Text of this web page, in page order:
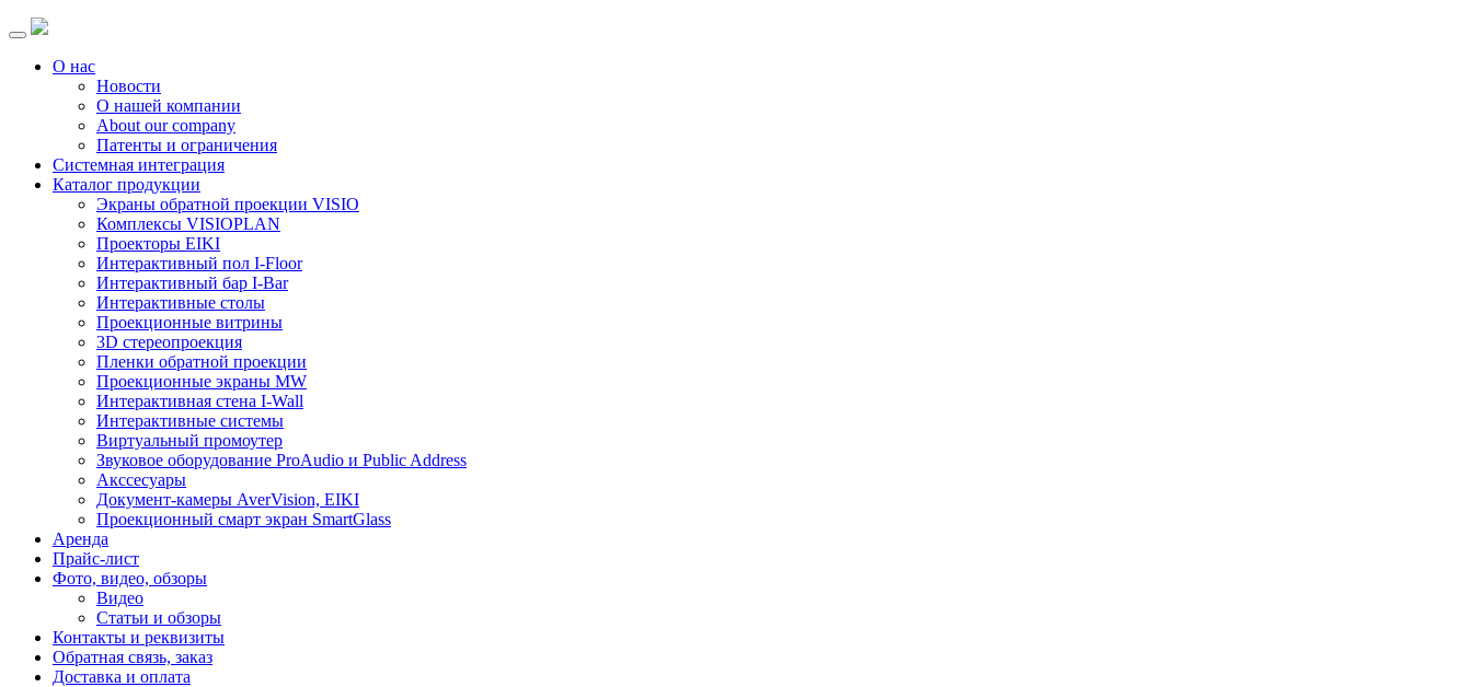
О нас
Новости
О нашей компании
About our company
Патенты и ограничения
Системная интеграция
Каталог продукции
Экраны обратной проекции VISIO
Комплексы VISIOPLAN
Проекторы EIKI
Интерактивный пол I-Floor
Интерактивный бар I-Bar
Интерактивные столы
Проекционные витрины
3D стереопроекция
Пленки обратной проекции
Проекционные экраны MW
Интерактивная стена I-Wall
Интерактивные системы
Виртуальный промоутер
Звуковое оборудование ProAudio и Public Address
Акссесуары
Документ-камеры AverVision, EIKI
Проекционный смарт экран SmartGlass
Аренда
Прайс-лист
Фото, видео, обзоры
Видео
Статьи и обзоры
Контакты и реквизиты
Обратная связь, заказ
Доставка и оплата